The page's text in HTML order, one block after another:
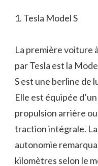
1. Tesla Model S
La première voiture
par Tesla est la
S est une berline de
Elle est équipée
propulsion arrière
traction intégrale.
autonomie
kilomètres selon le